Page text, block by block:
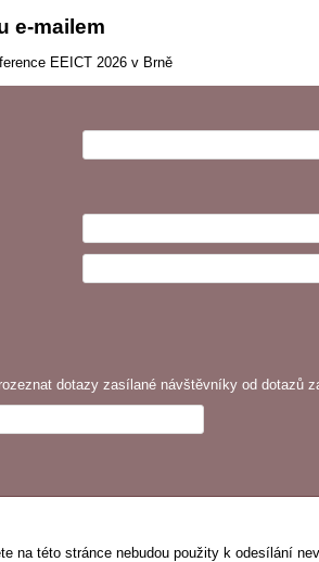
e-mailem
EEICT 2026 v Brně
dotazy zasílané návštěvníky od dotazů
na této stránce nebudou použity k odesílání